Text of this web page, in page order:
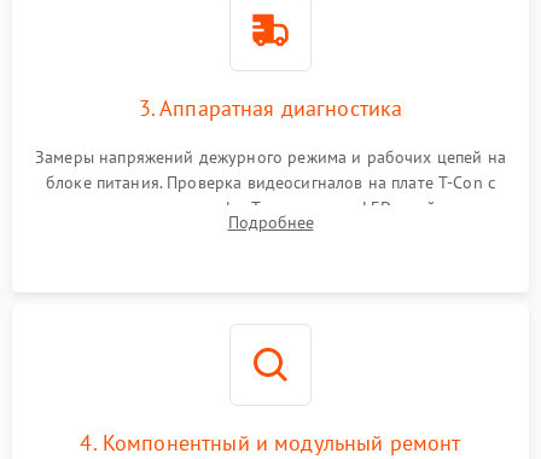
3. Аппаратная диагностика
Замеры напряжений дежурного режима и рабочих цепей на
блоке питания. Проверка видеосигналов на плате T-Con с
помощью осциллографа. Тестирование LED-драйвера и
светодиодных планок подсветки мультиметром.
Подробнее
4. Компонентный и модульный ремонт